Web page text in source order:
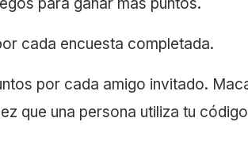
para ganar más puntos.
cada encuesta completada.
por cada amigo invitado.
que una persona utiliza tu